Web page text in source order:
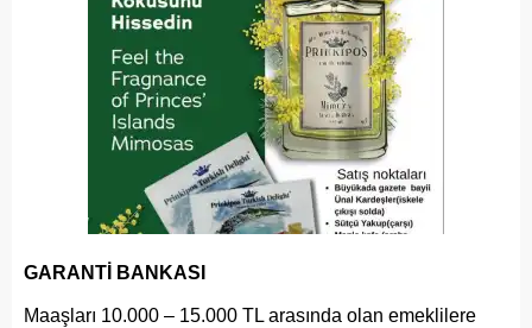
GARANTİ BANKASI
Maaşları 10.000 – 15.000 TL arasında olan emeklilere